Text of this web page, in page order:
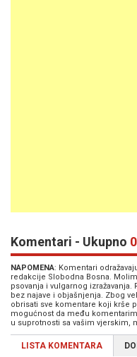
Komentari - Ukupno 0
NAPOMENA: Komentari
redakcije Slobodna Bosna.
psovanja i vulgarnog
bez najave i objašnjenja. Zbog
obrisati sve komentare koji krše
mogućnost da među
u suprotnosti sa vašim vjerskim,
LISTA KOMENTARA